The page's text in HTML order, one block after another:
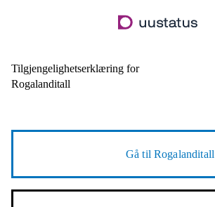
til
Tilgjengelighetserklæring for
Rogalanditall
Gå tilRogalanditall